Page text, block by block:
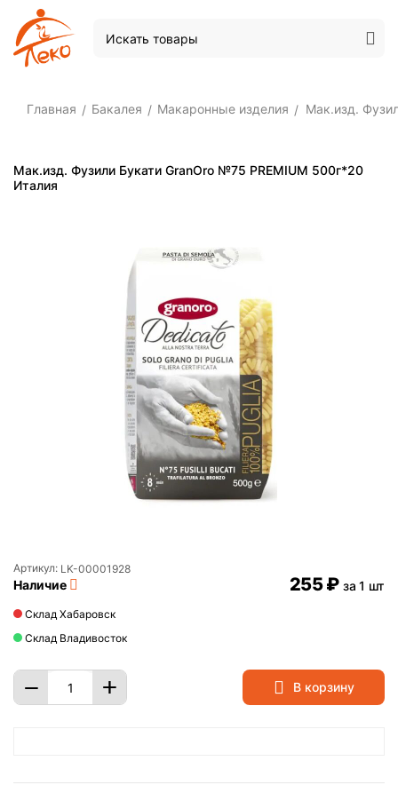
Главная / Бакалея / Макаронные изделия / Мак.изд.
Мак.изд. Фузили Букати GranOro №75 PREMIUM 500г*20
Италия
Артикул: LK-00001928
Наличие
Склад Хабаровск
Склад Владивосток
‍255‍₽ за 1 шт
+
− В корзину